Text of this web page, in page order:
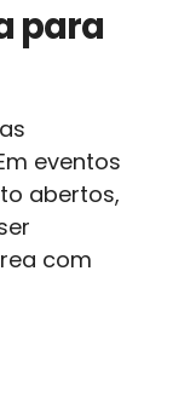
para
eventos
abertos,
com